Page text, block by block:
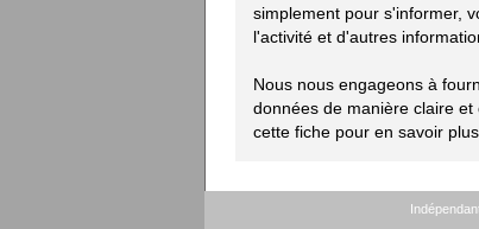
simplement pour s'informer,
l'activité et d'autres
Nous nous engageons à
données de manière claire
cette fiche pour en savoir